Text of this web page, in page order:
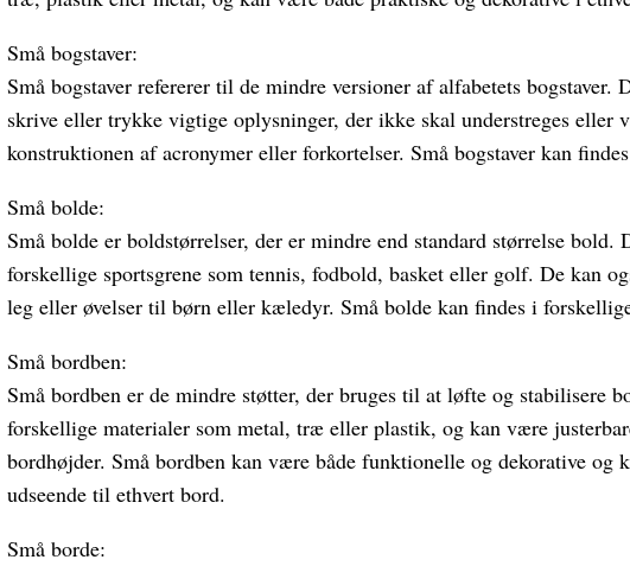
Små bogstaver:
Små bogstaver refererer til de mindre versioner af alfabetets bogstaver.
skrive eller trykke vigtige oplysninger, der ikke skal understreges eller
konstruktionen af acronymer eller forkortelser. Små bogstaver kan
Små bolde:
Små bolde er boldstørrelser, der er mindre end standard størrelse
forskellige sportsgrene som tennis, fodbold, basket eller golf. De kan
leg eller øvelser til børn eller kæledyr. Små bolde kan findes i
Små bordben:
Små bordben er de mindre støtter, der bruges til at løfte og stabilisere
forskellige materialer som metal, træ eller plastik, og kan være
bordhøjder. Små bordben kan være både funktionelle og dekorative og
udseende til ethvert bord.
Små borde: